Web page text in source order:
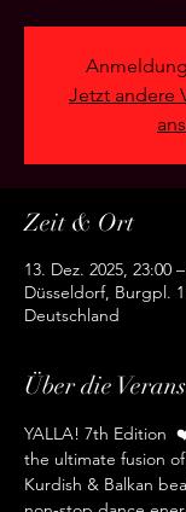
Jetzt andere
Zeit & Ort
13. Dez. 2025, 23:00
Düsseldorf, Burgpl.
Deutschland
Über die
YALLA! 7th Edition
the ultimate fusion
Kurdish & Balkan